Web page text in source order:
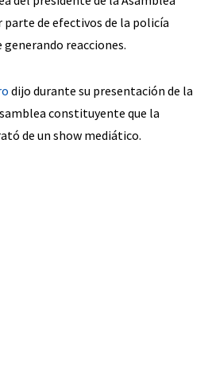
parte de efectivos de la policía
reacciones.
dijo durante su presentación de la
constituyente que la
de un show mediático.